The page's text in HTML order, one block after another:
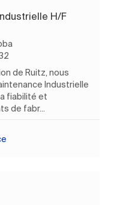
H/F
de Ruitz, nous
Industrielle
fiabilité et
de fabr...